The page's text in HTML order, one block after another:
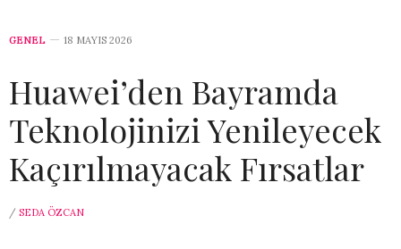
GENEL 18 MAYIS 2026
Huawei’den Bayramda
Teknolojinizi Yenileyecek
Kaçırılmayacak Fırsatlar
/ SEDA ÖZCAN